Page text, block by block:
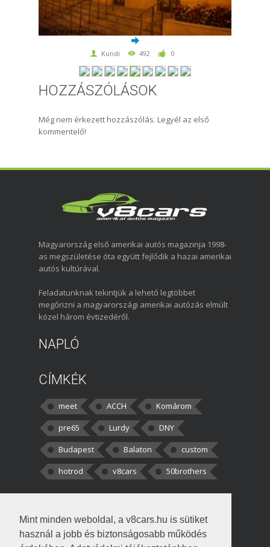
Mint minden weboldal, a v8cars.hu is sütiket
használ a jobb és biztonságosabb működés
Kundi 492 0
HOZZÁSZÓLÁSOK
Még nem érkezett hozzászólás. Legyél az első
kommentelő!
Magyarország első amerikai autós magazinja 1998-
as megszületése óta együtt fejlődik a hazai amerikai
autós kultúrával.
Feladatunknak tekintjük a lehető legtöbbet
megőrizni a magyarországi amerikai autózás elmúlt
közel három évtizedéről.
NAPLÓ
CÍMKÉK
meet ACCH
Komárom
pre65
Lurdy
DNY
Budapest
Balaton
custom
hotrod
v8cars 50brothers
kortisz:Elszúrtam! Én csak két
darabbaal számoltam. Nem tudtam, hogy fél autót,